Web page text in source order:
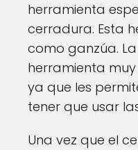
herramienta
cerradura. Esta
como ganzúa.
herramienta
ya que les
tener que usar
Una vez que el